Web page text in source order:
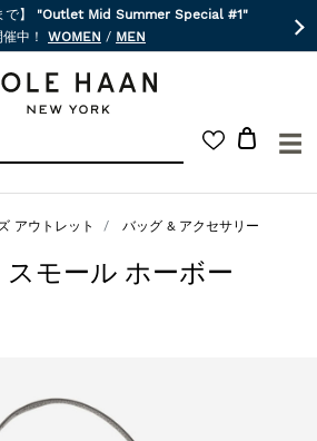
で】
"Outlet Mid Summer Special #1"
催中！ WOMEN / MEN
☰
アウトレット バッグ & アクセサリー
モール ホーボー